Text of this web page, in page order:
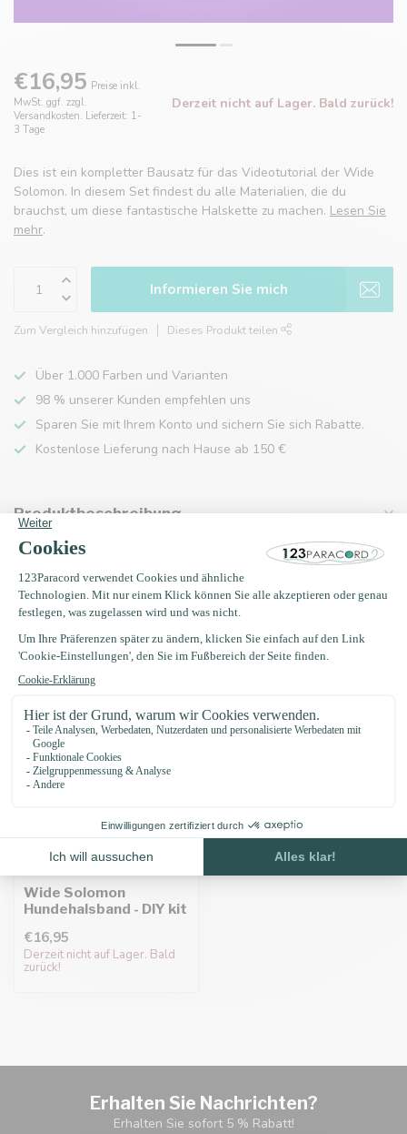
€16,95 Preise inkl.
MwSt. ggf. zzgl.
Versandkosten. Lieferzeit: 1-
3 Tage
Derzeit nicht auf Lager. Bald zurück!
Dies ist ein kompletter Bausatz für das Videotutorial der Wide
Solomon. In diesem Set findest du alle Materialien, die du
brauchst, um diese fantastische Halskette zu machen. Lesen Sie
mehr.
Informieren Sie mich
Zum Vergleich hinzufügen Dieses Produkt teilen
Über 1.000 Farben und Varianten
98 % unserer Kunden empfehlen uns
Sparen Sie mit Ihrem Konto und sichern Sie sich Rabatte.
Kostenlose Lieferung nach Hause ab 150 €
Produktbeschreibung
Eigenschaften
Zuletzt angesehen
Wide Solomon
Hundehalsband - DIY kit
€16,95
Derzeit nicht auf Lager. Bald
zurück!
Erhalten Sie Nachrichten?
Erhalten Sie sofort 5 % Rabatt!